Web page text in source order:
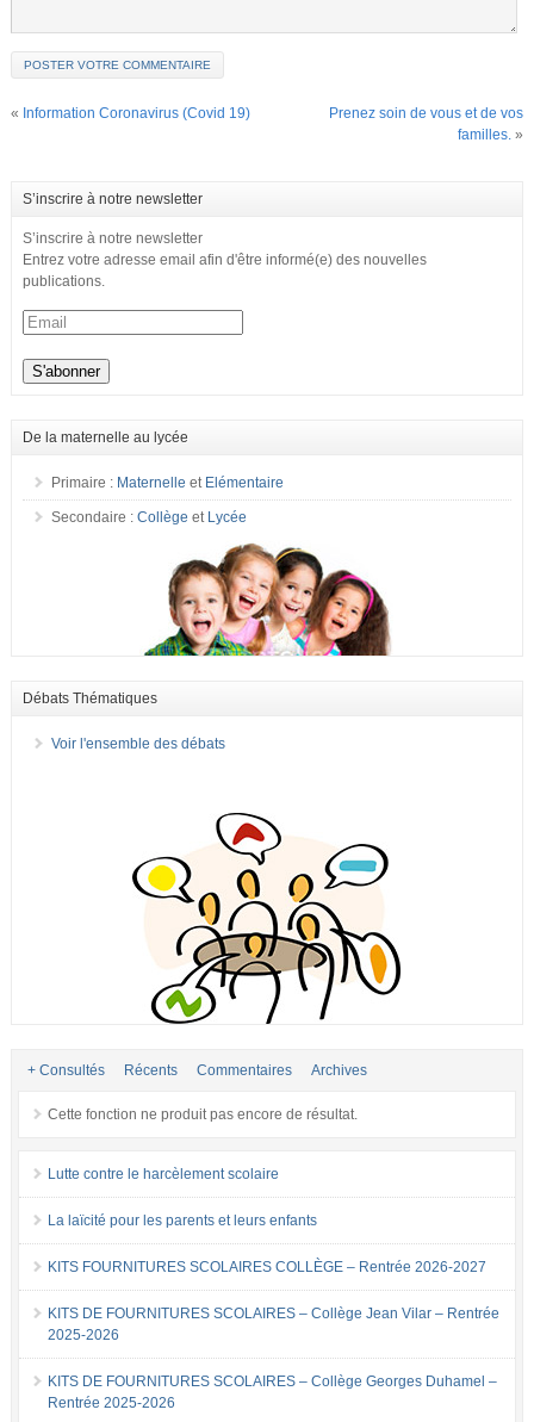
« Information Coronavirus (Covid 19)
Prenez soin de vous et de vos
familles. »
S’inscrire à notre newsletter
S’inscrire à notre newsletter
Entrez votre adresse email afin d'être informé(e) des nouvelles
publications.
De la maternelle au lycée
Primaire : Maternelle et Elémentaire
Secondaire : Collège et Lycée
Débats Thématiques
Voir l'ensemble des débats
+ Consultés Récents Commentaires Archives
Cette fonction ne produit pas encore de résultat.
Lutte contre le harcèlement scolaire
La laïcité pour les parents et leurs enfants
KITS FOURNITURES SCOLAIRES COLLÈGE – Rentrée 2026-2027
KITS DE FOURNITURES SCOLAIRES – Collège Jean Vilar – Rentrée
2025-2026
KITS DE FOURNITURES SCOLAIRES – Collège Georges Duhamel –
Rentrée 2025-2026